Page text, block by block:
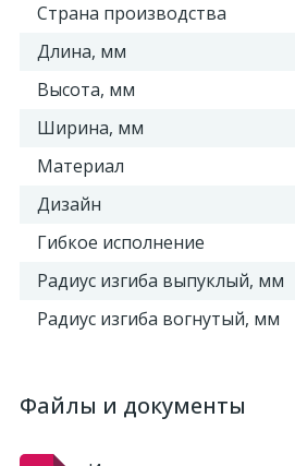
Страна производства
Длина, мм
Высота, мм
Ширина, мм
Материал
Дизайн
Гибкое исполнение
Радиус изгиба выпуклый, мм
Радиус изгиба вогнутый, мм
Файлы и документы